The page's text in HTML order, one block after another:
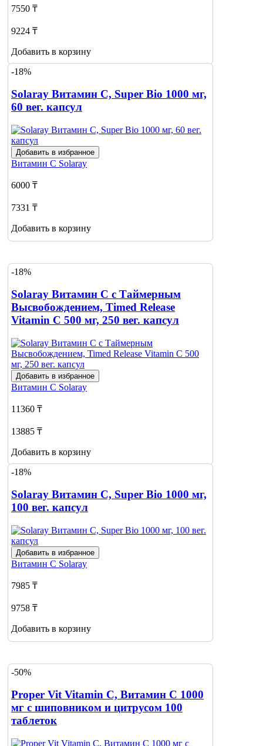
7550 ₸
9224 ₸
Добавить в корзину
-18%
Solaray Витамин С, Super Bio 1000 мг,
60 вег. капсул
Добавить в избранное
Витамин С Solaray
6000 ₸
7331 ₸
Добавить в корзину
-18%
Solaray Витамин С с Таймерным
Высвобождением, Timed Release
Vitamin C 500 мг, 250 вег. капсул
Добавить в избранное
Витамин С Solaray
11360 ₸
13885 ₸
Добавить в корзину
-18%
Solaray Витамин С, Super Bio 1000 мг,
100 вег. капсул
Добавить в избранное
Витамин С Solaray
7985 ₸
9758 ₸
Добавить в корзину
-50%
Proper Vit Vitamin С, Витамин С 1000
мг с шиповником и цитрусом 100
таблеток